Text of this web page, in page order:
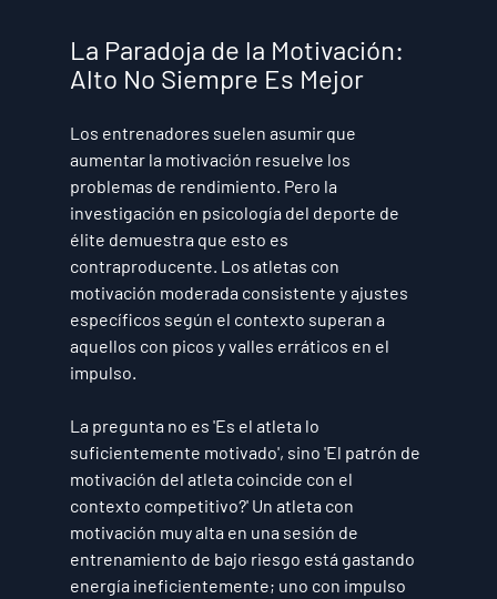
La Paradoja de la Motivación:
Alto No Siempre Es Mejor
Los entrenadores suelen asumir que
aumentar la motivación resuelve los
problemas de rendimiento. Pero la
investigación en psicología del deporte de
élite demuestra que esto es
contraproducente. Los atletas con
motivación moderada consistente y ajustes
específicos según el contexto superan a
aquellos con picos y valles erráticos en el
impulso.
La pregunta no es 'Es el atleta lo
suficientemente motivado', sino 'El patrón de
motivación del atleta coincide con el
contexto competitivo?' Un atleta con
motivación muy alta en una sesión de
entrenamiento de bajo riesgo está gastando
energía ineficientemente; uno con impulso